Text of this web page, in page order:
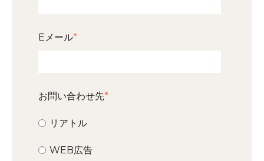
Eメール*
お問い合わせ先*
リアトル
WEB広告